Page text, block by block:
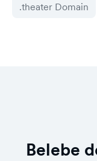
.theater Domain
Belebe